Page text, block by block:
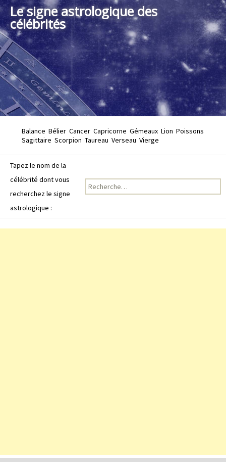
Le signe astrologique des
célébrités
Balance Bélier Cancer Capricorne Gémeaux Lion Poissons
Sagittaire Scorpion Taureau Verseau Vierge
Tapez le nom de la
célébrité dont vous
recherchez le signe
astrologique :
Recherche pour :